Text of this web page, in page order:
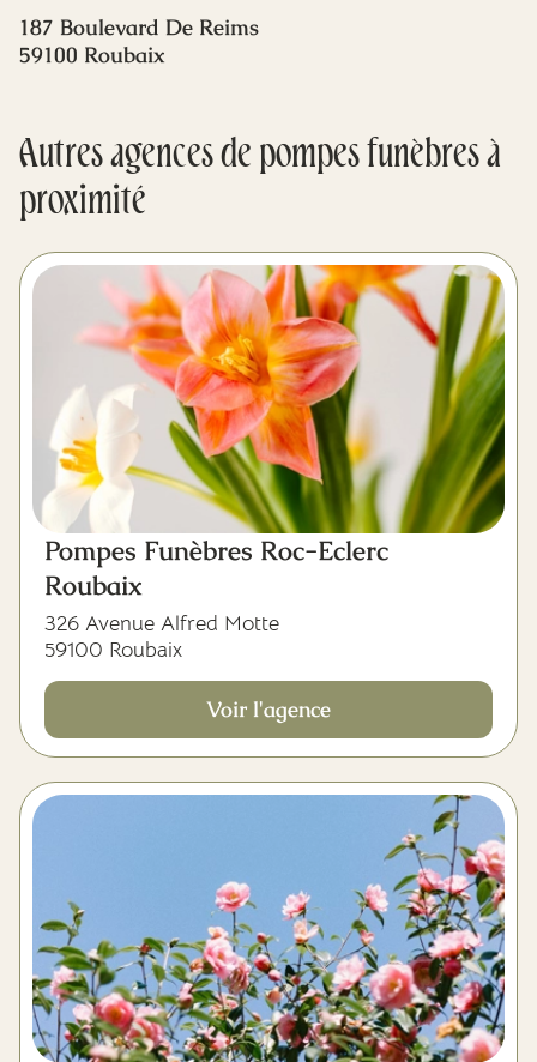
187 Boulevard De Reims
59100 Roubaix
Autres agences de pompes funèbres à
proximité
Pompes Funèbres Roc-Eclerc
Roubaix
326 Avenue Alfred Motte
59100 Roubaix
Voir l'agence